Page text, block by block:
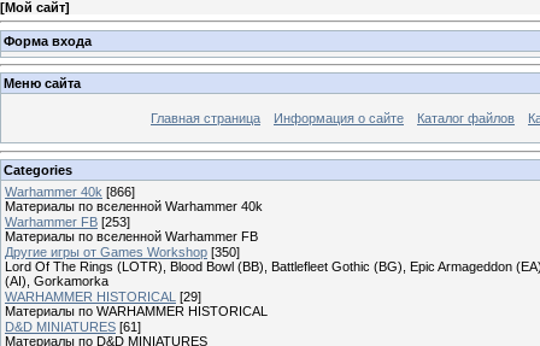
[Мой сайт]
Форма входа
Меню сайта
Главная страница Информация о сайте Каталог файлов
Categories
Warhammer 40k [866]
Материалы по вселенной Warhammer 40k
Warhammer FB [253]
Материалы по вселенной Warhammer FB
Другие игры от Games Workshop [350]
Lord Of The Rings (LOTR), Blood Bowl (BB), Battlefleet Gothic (BG), Epic Armageddon
(AI), Gorkamorka
WARHAMMER HISTORICAL [29]
Материалы по WARHAMMER HISTORICAL
D&D MINIATURES [61]
Материалы по D&D MINIATURES